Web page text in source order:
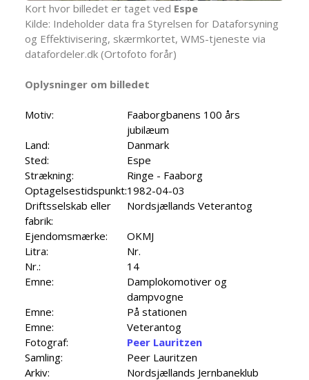
Kort hvor billedet er taget ved Espe
Kilde: Indeholder data fra Styrelsen for Dataforsyning
og Effektivisering, skærmkortet, WMS-tjeneste via
datafordeler.dk (Ortofoto forår)
Oplysninger om billedet
Motiv:
Faaborgbanens 100 års
jubilæum
Land:
Danmark
Sted:
Espe
Strækning:
Ringe - Faaborg
Optagelsestidspunkt:1982-04-03
Driftsselskab eller
fabrik:
Nordsjællands Veterantog
Ejendomsmærke:
OKMJ
Litra:
Nr.
Nr.:
14
Emne:
Damplokomotiver og
dampvogne
Emne:
På stationen
Emne:
Veterantog
Fotograf:
Peer Lauritzen
Samling:
Peer Lauritzen
Arkiv:
Nordsjællands Jernbaneklub